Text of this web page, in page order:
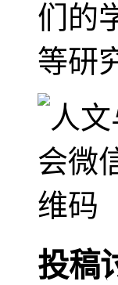
们的
等研
投稿